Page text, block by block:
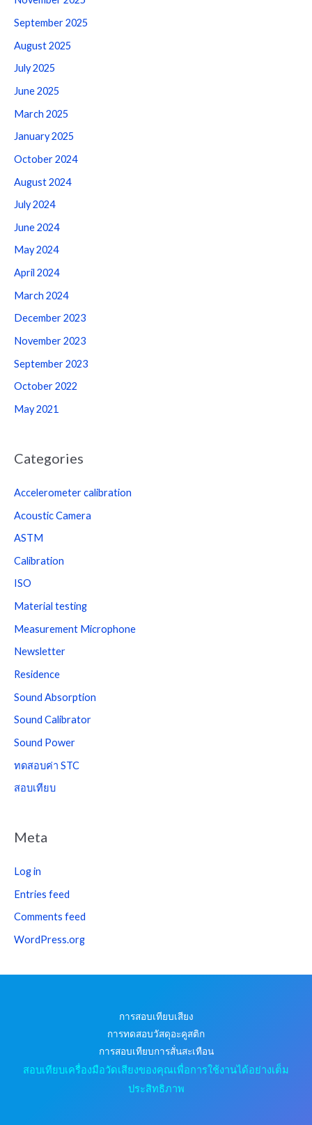
September 2025
August 2025
July 2025
June 2025
March 2025
January 2025
October 2024
August 2024
July 2024
June 2024
May 2024
April 2024
March 2024
December 2023
November 2023
September 2023
October 2022
May 2021
Categories
Accelerometer calibration
Acoustic Camera
ASTM
Calibration
ISO
Material testing
Measurement Microphone
Newsletter
Residence
Sound Absorption
Sound Calibrator
Sound Power
ทดสอบค่า STC
สอบเทียบ
Meta
Log in
Entries feed
Comments feed
WordPress.org
การสอบเทียบเสียง
การทดสอบวัสดุอะคูสติก
การสอบเทียบการสั่นสะเทือน
สอบเทียบเครื่องมือวัดเสียงของคุณเพื่อการใช้งานได้อย่างเต็ม
ประสิทธิภาพ